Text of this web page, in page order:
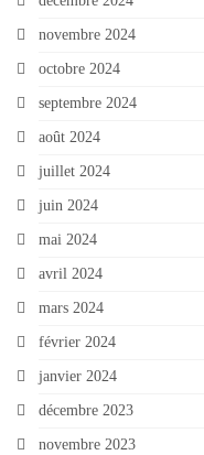
novembre 2024
octobre 2024
septembre 2024
août 2024
juillet 2024
juin 2024
mai 2024
avril 2024
mars 2024
février 2024
janvier 2024
décembre 2023
novembre 2023